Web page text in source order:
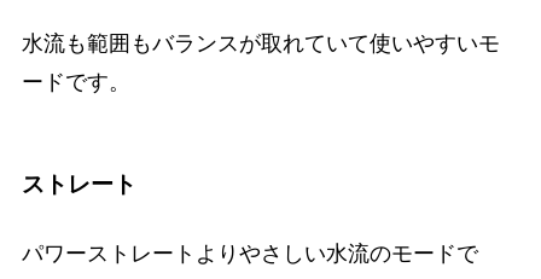
水流も範囲もバランスが取れていて使いやすいモ
ードです。
ストレート
パワーストレートよりやさしい水流のモードで